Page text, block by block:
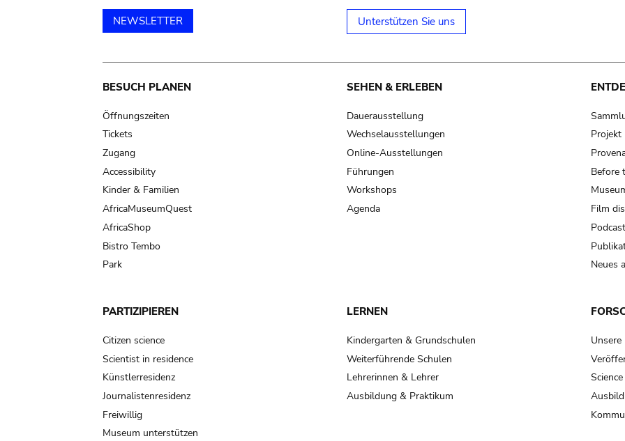
NEWSLETTER Unterstützen Sie uns
Main
navigation
BESUCH PLANEN
Öffnungszeiten
Tickets
Zugang
Accessibility
Kinder & Familien
AfricaMuseumQuest
AfricaShop
Bistro Tembo
Park
SEHEN & ERLEBEN
Dauerausstellung
Wechselausstellungen
Online-Ausstellungen
Führungen
Workshops
Agenda
Projekt
Before
Film
Neues
PARTIZIPIEREN
Citizen science
Scientist in residence
Künstlerresidenz
Journalistenresidenz
Freiwillig
Museum unterstützen
LERNEN
Kindergarten & Grundschulen
Weiterführende Schulen
Lehrerinnen & Lehrer
Ausbildung & Praktikum